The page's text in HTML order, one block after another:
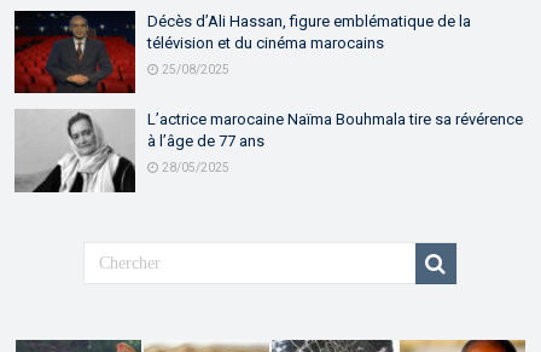
Décès d’Ali Hassan, figure emblématique de la
télévision et du cinéma marocains
25/08/2025
L’actrice marocaine Naïma Bouhmala tire sa révérence
à l’âge de 77 ans
28/05/2025